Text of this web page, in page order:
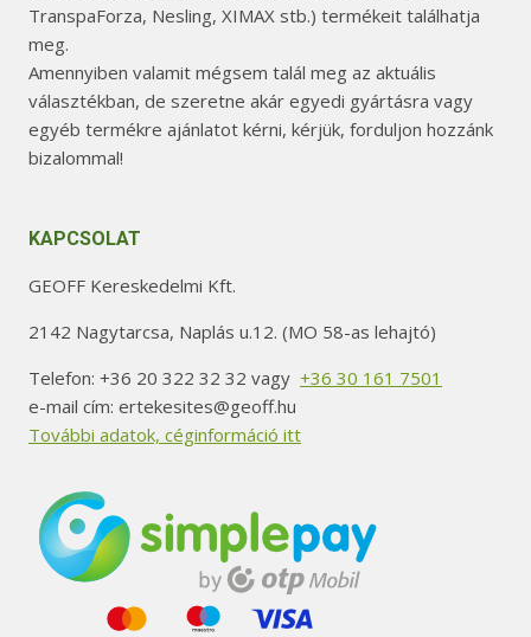
TranspaForza, Nesling, XIMAX stb.) termékeit találhatja
meg.
Amennyiben valamit mégsem talál meg az aktuális
választékban, de szeretne akár egyedi gyártásra vagy
egyéb termékre ajánlatot kérni, kérjük, forduljon hozzánk
bizalommal!
KAPCSOLAT
GEOFF Kereskedelmi Kft.
2142 Nagytarcsa, Naplás u.12. (MO 58-as lehajtó)
Telefon: +36 20 322 32 32 vagy +36 30 161 7501
e-mail cím: ertekesites@geoff.hu
További adatok, céginformáció itt